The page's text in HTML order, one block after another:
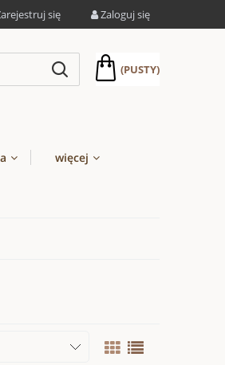
się Zaloguj się
(PUSTY)
więcej